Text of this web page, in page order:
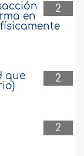
2
en
2
que
2